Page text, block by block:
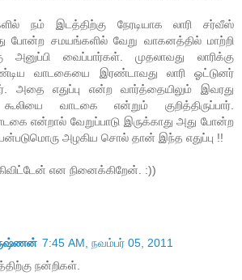
நம் இடத்திற்கு நேரடியாக லாரி சர்வீஸ்
போன்ற சமயங்களில் வேறு வாகனத்தில் மாற்றி
அனுப்பி வைப்பார்கள். முதலாவது லாரிக்கு
வாடகையை இரண்டாவது லாரி ஓட்டுனர்
அதை எதுப்பு என்ற வார்த்தையிலும் இவரது
வாடகை என்றும் குறித்திருப்பார்.
என்றால் வேறுப்பாடு இருக்காது அது போன்ற
அழகிய சொல் தான் இந்த எதுப்பு !!
என நினைக்கிறேன். :))
7:45 AM, நவம்பர் 05, 2011
நன்றிகள்.